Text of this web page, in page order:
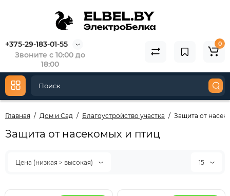
+375-29-183-01-55
Звоните с 10:00 до
18:00
0
Главная Дом и Сад Благоустройство участка Защита от
Защита от насекомых и птиц
Цена (низкая > высокая) 15